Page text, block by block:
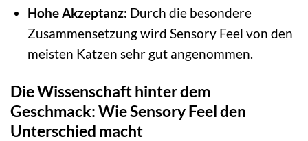
Hohe Akzeptanz: Durch die besondere
Zusammensetzung wird Sensory Feel von den
meisten Katzen sehr gut angenommen.
Die Wissenschaft hinter dem
Geschmack: Wie Sensory Feel den
Unterschied macht